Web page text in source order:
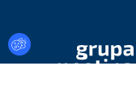
Ustawienia plików